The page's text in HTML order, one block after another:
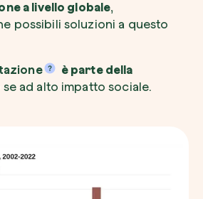
a livello globale,
possibili soluzioni a questo
è parte della
se ad alto impatto sociale.
i tuoi alberi crescere dallo spazio
satellitare.